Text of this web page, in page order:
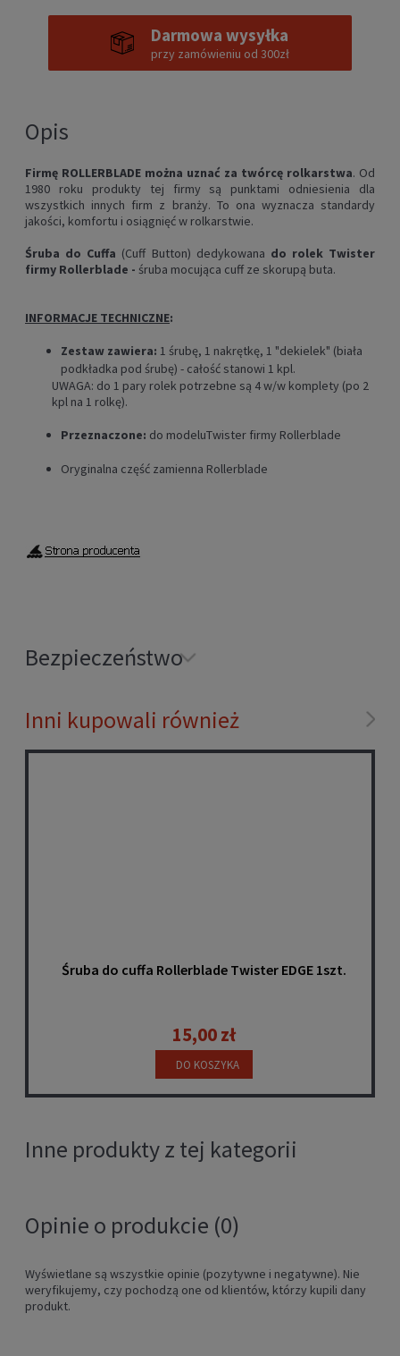
Darmowa wysyłka
przy zamówieniu od 300zł
Opis
Firmę ROLLERBLADE można uznać za twórcę rolkarstwa. Od
1980 roku produkty tej firmy są punktami odniesienia dla
wszystkich innych firm z branży. To ona wyznacza standardy
jakości, komfortu i osiągnięć w rolkarstwie.
Śruba do Cuffa (Cuff Button) dedykowana do rolek Twister
firmy Rollerblade - śruba mocująca cuff ze skorupą buta.
INFORMACJE TECHNICZNE:
Zestaw zawiera: 1 śrubę, 1 nakrętkę, 1 "dekielek" (biała
podkładka pod śrubę) - całość stanowi 1 kpl.
UWAGA: do 1 pary rolek potrzebne są 4 w/w komplety (po 2
kpl na 1 rolkę).
Przeznaczone: do modeluTwister firmy Rollerblade
Oryginalna część zamienna Rollerblade
Bezpieczeństwo
Inni kupowali również
Śruba do cuffa Rollerblade Twister EDGE 1szt.
15,00 zł
DO KOSZYKA
Inne produkty z tej kategorii
Opinie o produkcie (0)
Wyświetlane są wszystkie opinie (pozytywne i negatywne). Nie
weryfikujemy, czy pochodzą one od klientów, którzy kupili dany
produkt.